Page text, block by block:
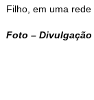
Filho, em uma rede
Foto – Divulgação